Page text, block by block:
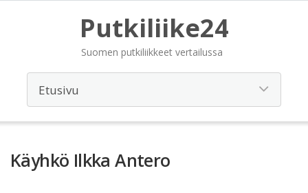
Putkiliike24
Suomen putkiliikkeet vertailussa
Käyhkö Ilkka Antero